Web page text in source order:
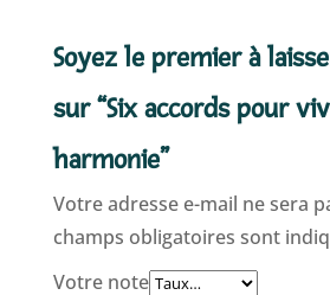
Soyez le premier à
sur “Six accords pour
harmonie”
Votre adresse e-mail ne sera
champs obligatoires sont
Votre note